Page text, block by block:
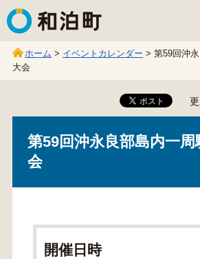
和泊町
ホーム > イベントカレンダー > 第59回沖
大会
第59回沖永良部島内一周
会
開催日時